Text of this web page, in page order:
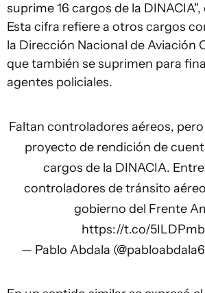
suprime 16 cargos de la DINACIA",
Esta cifra refiere a otros cargos
la Dirección Nacional de Aviación
que también se suprimen para
agentes policiales.
Faltan controladores aéreos,
proyecto de rendición de
cargos de la DINACIA.
controladores de tránsito
gobierno del Frente
https://t.co/
— Pablo Abdala